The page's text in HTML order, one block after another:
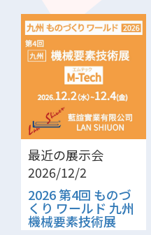
最近の展示会
2026/12/2
2026 第4回 ものづ
くり ワールド 九州
機械要素技術展